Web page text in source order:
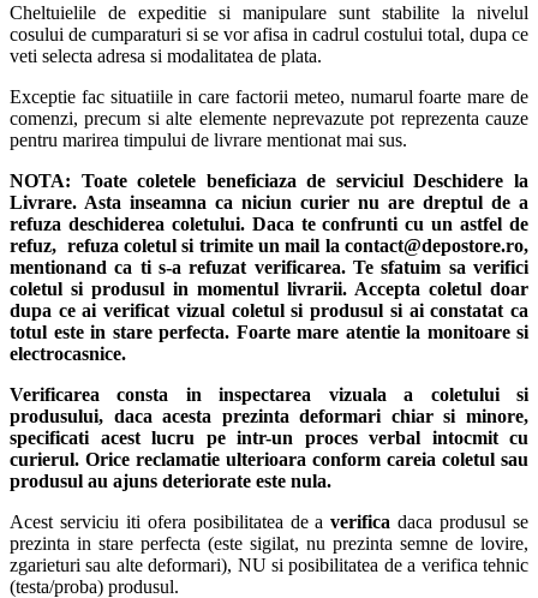
Cheltuielile de expeditie si manipulare sunt stabilite la nivelul
cosului de cumparaturi si se vor afisa in cadrul costului total, dupa ce
veti selecta adresa si modalitatea de plata.
Exceptie fac situatiile in care factorii meteo, numarul foarte mare de
comenzi, precum si alte elemente neprevazute pot reprezenta cauze
pentru marirea timpului de livrare mentionat mai sus.
NOTA: Toate coletele beneficiaza de serviciul Deschidere la
Livrare. Asta inseamna ca niciun curier nu are dreptul de a
refuza deschiderea coletului. Daca te confrunti cu un astfel de
refuz, refuza coletul si trimite un mail la contact@depostore.ro,
mentionand ca ti s-a refuzat verificarea. Te sfatuim sa verifici
coletul si produsul in momentul livrarii. Accepta coletul doar
dupa ce ai verificat vizual coletul si produsul si ai constatat ca
totul este in stare perfecta. Foarte mare atentie la monitoare si
electrocasnice.
Verificarea consta in inspectarea vizuala a coletului si
produsului, daca acesta prezinta deformari chiar si minore,
specificati acest lucru pe intr-un proces verbal intocmit cu
curierul. Orice reclamatie ulterioara conform careia coletul sau
produsul au ajuns deteriorate este nula.
Acest serviciu iti ofera posibilitatea de averifica daca produsul se
prezinta in stare perfecta (este sigilat, nu prezinta semne de lovire,
zgarieturi sau alte deformari), NU si posibilitatea de a verifica tehnic
(testa/proba) produsul.